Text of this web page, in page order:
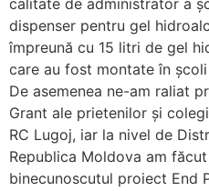
calitate de administrator a
dispenser pentru gel
împreună cu 15 litri de gel
care au fost montate în
De asemenea ne-am raliat
Grant ale prietenilor și
RC Lugoj, iar la nivel de
Republica Moldova am
binecunoscutul proiect End